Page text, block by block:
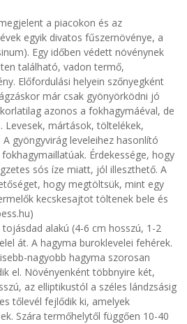
a piacokon és az
egyik divatos fűszernövénye, a
Egy időben védett növénynek
található, vadon termő,
Előfordulási helyein szőnyegként
már csak gyönyörködni jó
azonos a fokhagymáéval, de
Levesek, mártások, töltelékek,
gyöngyvirág leveleihez hasonlító
Érdekessége, hogy
sós íze miatt, jól illeszthető. A
hogy megtöltsük, mint egy
kecskesajtot töltenek bele és
alakú (4-6 cm hosszú, 1-2
át. A hagyma buroklevelei fehérek.
nagyobb hagyma szorosan
el. Növényenként többnyire két,
az elliptikustól a széles lándzsásig
tőlevél fejlődik ki, amelyek
Szára termőhelytől függően 10-40